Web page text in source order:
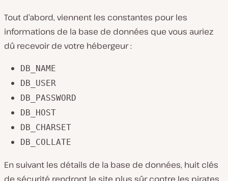
Tout d’abord, viennent les constantes pour les
informations de la base de données que vous auriez
dû recevoir de votre hébergeur :
DB_NAME
DB_USER
DB_PASSWORD
DB_HOST
DB_CHARSET
DB_COLLATE
En suivant les détails de la base de données, huit clés
de sécurité rendront le site plus sûr contre les pirates